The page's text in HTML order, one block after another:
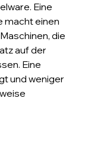
Eine
macht einen
die
auf der
Eine
und weniger